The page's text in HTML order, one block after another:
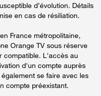
d’évolution. Détails
en cas de résiliation.
France métropolitaine,
Orange TV sous réserve
compatible. L'accès au
d'un compte auprès
se faire avec les
compte préexistant.